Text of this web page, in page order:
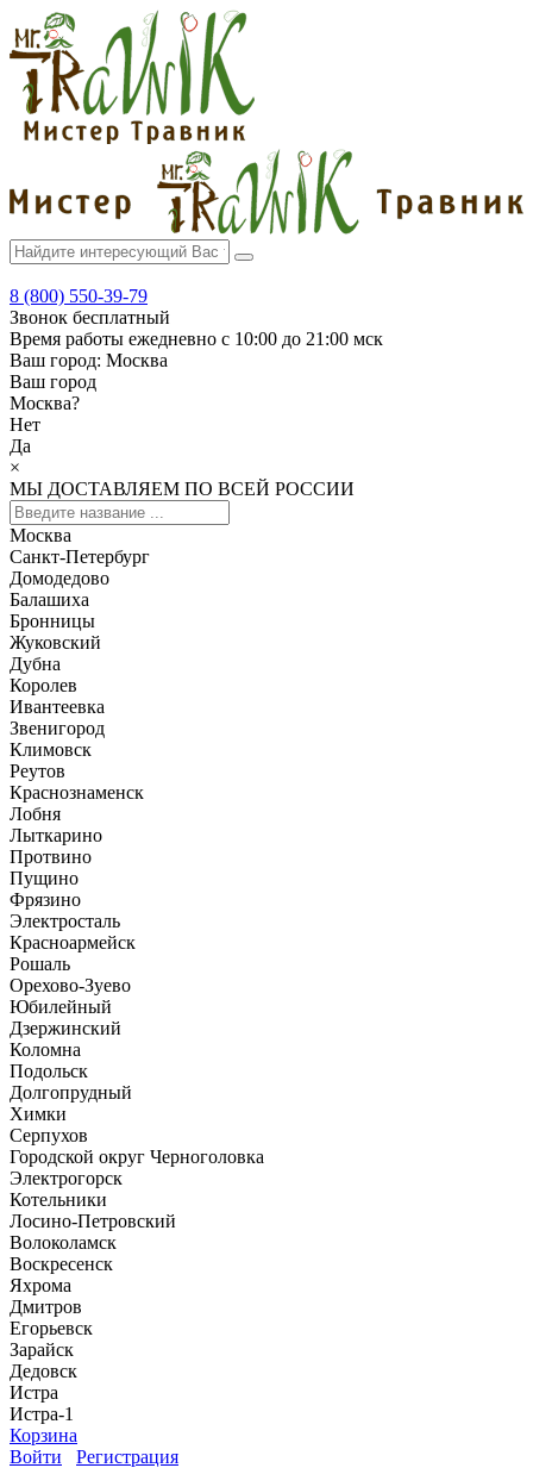
8 (800) 550-39-79
Звонок бесплатный
Время работы ежедневно с 10:00 до 21:00 мск
Ваш город: Москва
Ваш город
Москва?
Нет
Да
×
МЫ ДОСТАВЛЯЕМ ПО ВСЕЙ РОССИИ
Москва
Санкт-Петербург
Домодедово
Балашиха
Бронницы
Жуковский
Дубна
Королев
Ивантеевка
Звенигород
Климовск
Реутов
Краснознаменск
Лобня
Лыткарино
Протвино
Пущино
Фрязино
Электросталь
Красноармейск
Рошаль
Орехово-Зуево
Юбилейный
Дзержинский
Коломна
Подольск
Долгопрудный
Химки
Серпухов
Городской округ Черноголовка
Электрогорск
Котельники
Лосино-Петровский
Волоколамск
Воскресенск
Яхрома
Дмитров
Егорьевск
Зарайск
Дедовск
Истра
Истра-1
Корзина
Войти
Регистрация